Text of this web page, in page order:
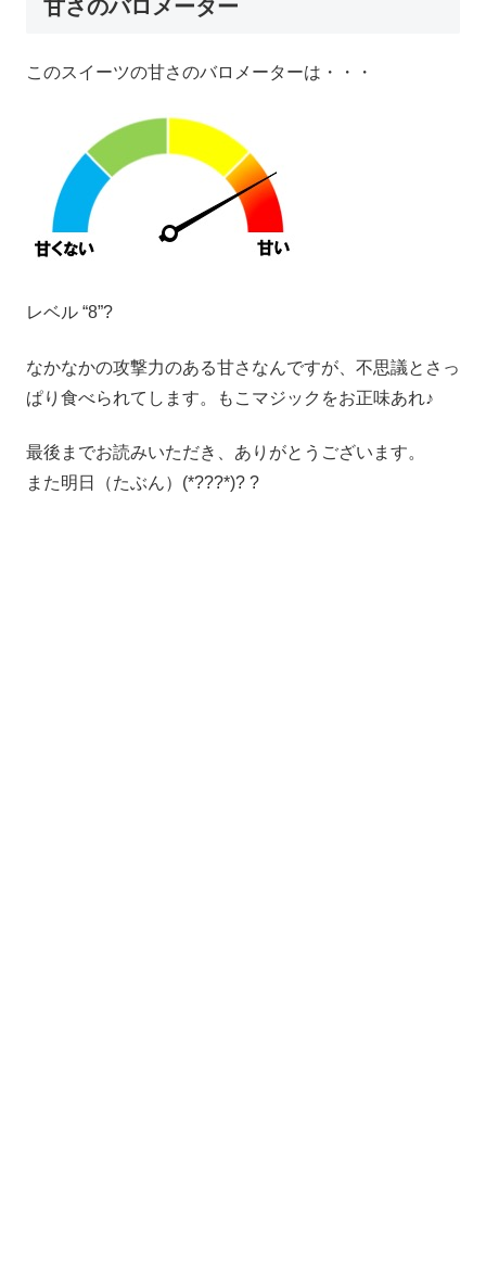
甘さのバロメーター
このスイーツの甘さのバロメーターは・・・
レベル “8”?
なかなかの攻撃力のある甘さなんですが、不思議とさっ
ぱり食べられてします。もこマジックをお正味あれ♪
最後までお読みいただき、ありがとうございます。
また明日（たぶん）(*???*)? ?